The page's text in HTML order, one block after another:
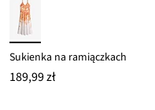
Sukienka na ramiączkach
189,99 zł